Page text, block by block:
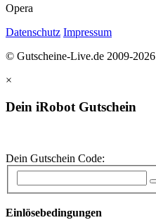
Opera
Datenschutz Impressum
© Gutscheine-Live.de 2009-2026
×
Dein iRobot Gutschein
Dein Gutschein Code:
Einlösebedingungen